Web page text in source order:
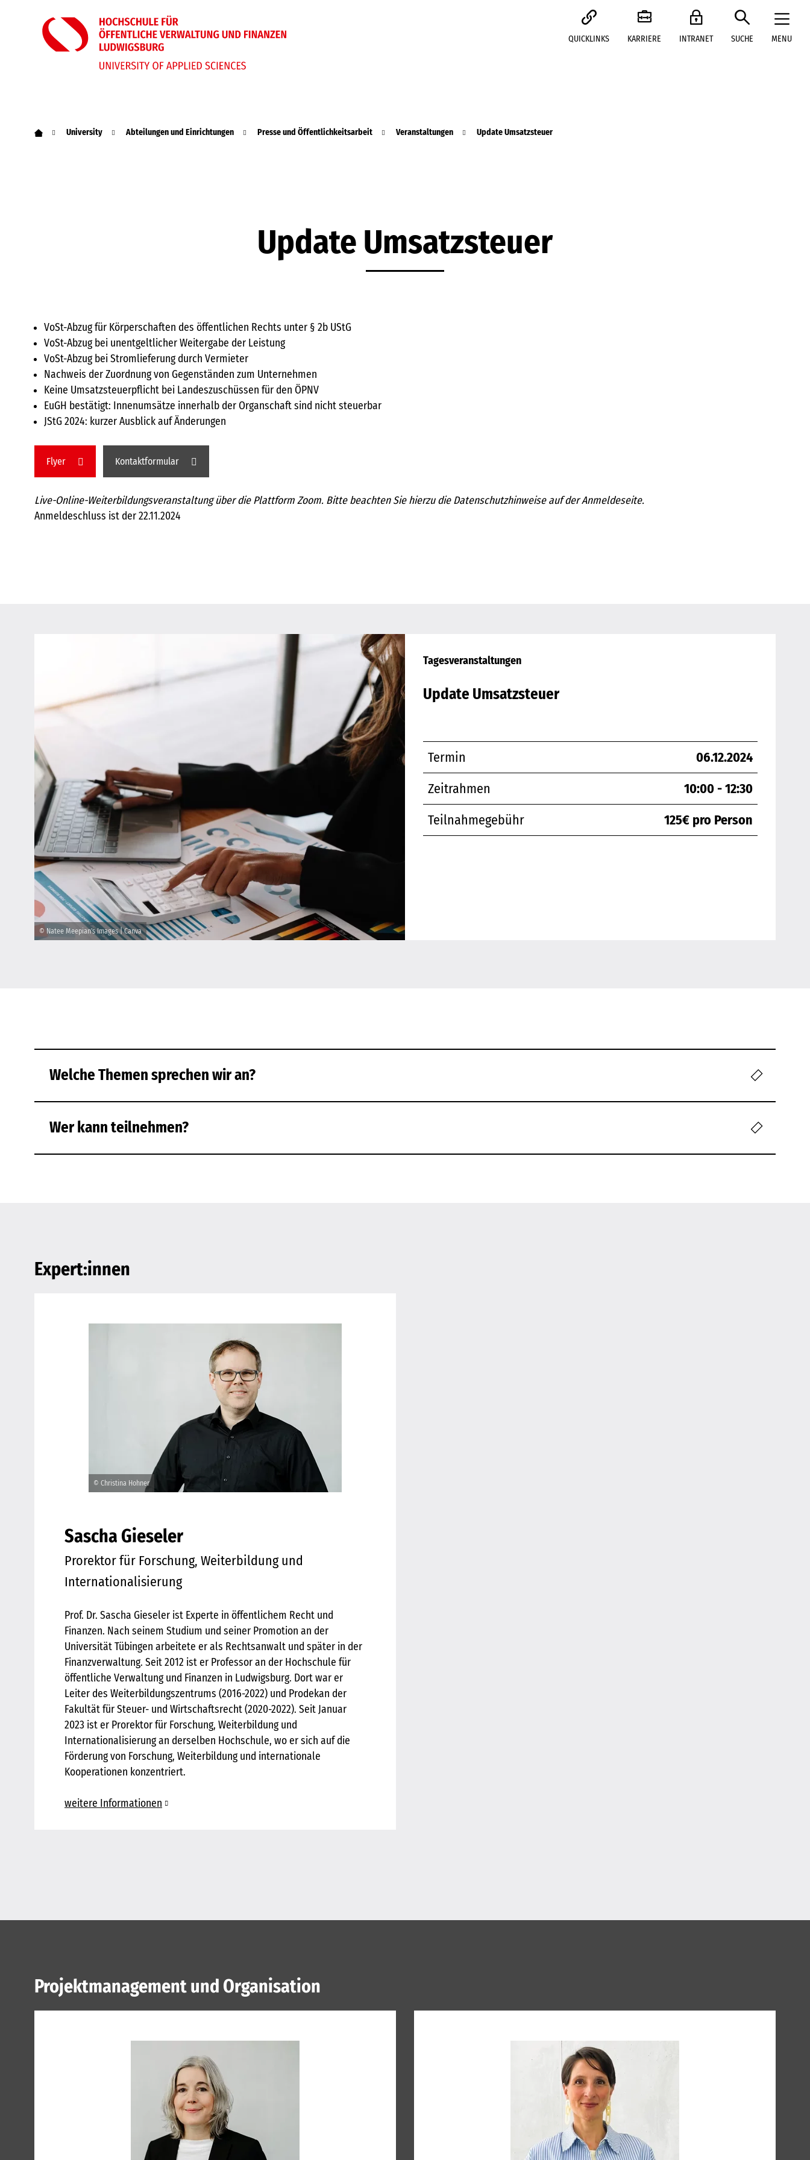
QUICKLINKS KARRIERE INTRANET SUCHE MENU
University Abteilungen und Einrichtungen Presse und Öffentlichkeitsarbeit Veranstaltungen Update Umsatzsteuer
Update Umsatzsteuer
VoSt-Abzug für Körperschaften des öffentlichen Rechts unter § 2b UStG
VoSt-Abzug bei unentgeltlicher Weitergabe der Leistung
VoSt-Abzug bei Stromlieferung durch Vermieter
Nachweis der Zuordnung von Gegenständen zum Unternehmen
Keine Umsatzsteuerpflicht bei Landeszuschüssen für den ÖPNV
EuGH bestätigt: Innenumsätze innerhalb der Organschaft sind nicht steuerbar
JStG 2024: kurzer Ausblick auf Änderungen
Flyer Kontaktformular
Live-Online-Weiterbildungsveranstaltung über die Plattform Zoom. Bitte beachten Sie hierzu die Datenschutzhinweise auf der Anmeldeseite.
Anmeldeschluss ist der 22.11.2024
© Natee Meepian's Images | Canva
Tagesveranstaltungen
Update Umsatzsteuer
Termin
06.12.2024
Zeitrahmen
10:00 - 12:30
Teilnahmegebühr
125€ pro Person
Welche Themen sprechen wir an?
Wer kann teilnehmen?
Expert:innen
© Christina Hohner
Sascha Gieseler
Prorektor für Forschung, Weiterbildung und
Internationalisierung
Prof. Dr. Sascha Gieseler ist Experte in öffentlichem Recht und
Finanzen. Nach seinem Studium und seiner Promotion an der
Universität Tübingen arbeitete er als Rechtsanwalt und später in der
Finanzverwaltung. Seit 2012 ist er Professor an der Hochschule für
öffentliche Verwaltung und Finanzen in Ludwigsburg. Dort war er
Leiter des Weiterbildungszentrums (2016-2022) und Prodekan der
Fakultät für Steuer- und Wirtschaftsrecht (2020-2022). Seit Januar
2023 ist er Prorektor für Forschung, Weiterbildung und
Internationalisierung an derselben Hochschule, wo er sich auf die
Förderung von Forschung, Weiterbildung und internationale
Kooperationen konzentriert.
weitere Informationen
Projektmanagement und Organisation